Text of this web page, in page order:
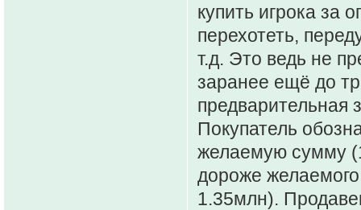
купить игрока за
перехотеть,
т.д. Это ведь не
заранее ещё до
предварительная
Покупатель
желаемую сумму
дороже
1.35млн).